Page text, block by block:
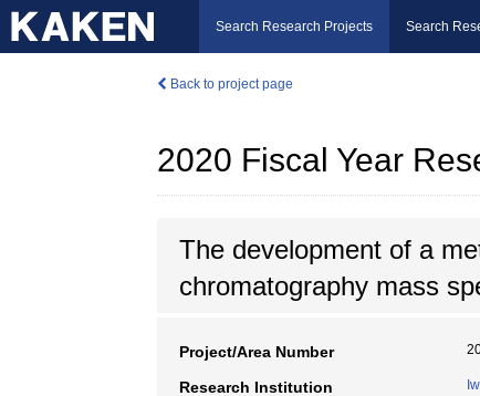
Search Research Projects Search
Back to project page
2020 Fiscal Year
The development of a
chromatography mass
Project/Area Number
Research Institution